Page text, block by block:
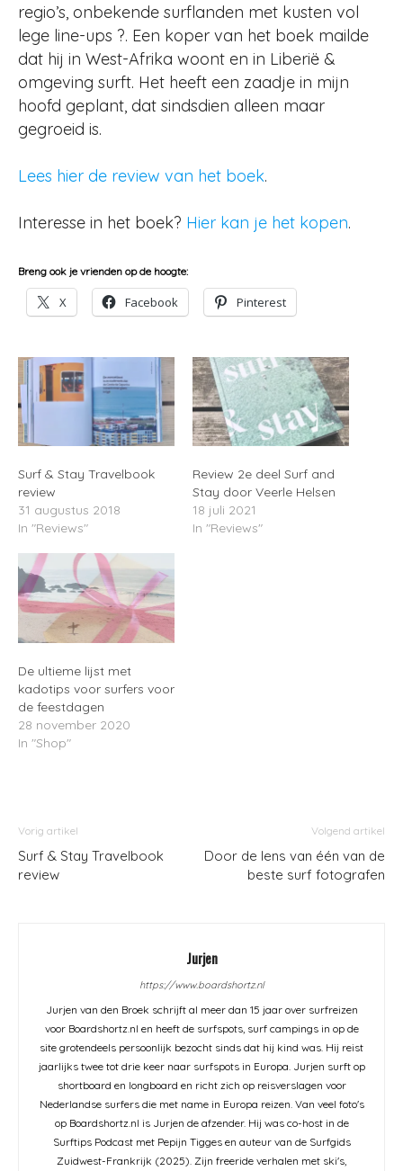
regio’s, onbekende surflanden met kusten vol
lege line-ups ?. Een koper van het boek mailde
dat hij in West-Afrika woont en in Liberië &
omgeving surft. Het heeft een zaadje in mijn
hoofd geplant, dat sindsdien alleen maar
gegroeid is.
Lees hier de review van het boek.
Interesse in het boek? Hier kan je het kopen.
Breng ook je vrienden op de hoogte:
X Facebook Pinterest
Surf & Stay Travelbook
review
31 augustus 2018
In "Reviews"
Review 2e deel Surf and
Stay door Veerle Helsen
18 juli 2021
In "Reviews"
De ultieme lijst met
kadotips voor surfers voor
de feestdagen
28 november 2020
In "Shop"
Vorig artikel
Surf & Stay Travelbook
review
Volgend artikel
Door de lens van één van de
beste surf fotografen
Jurjen
https://www.boardshortz.nl
Jurjen van den Broek schrijft al meer dan 15 jaar over surfreizen
voor Boardshortz.nl en heeft de surfspots, surf campings in op de
site grotendeels persoonlijk bezocht sinds dat hij kind was. Hij reist
jaarlijks twee tot drie keer naar surfspots in Europa. Jurjen surft op
shortboard en longboard en richt zich op reisverslagen voor
Nederlandse surfers die met name in Europa reizen. Van veel foto's
op Boardshortz.nl is Jurjen de afzender. Hij was co-host in de
Surftips Podcast met Pepijn Tigges en auteur van de Surfgids
Zuidwest-Frankrijk (2025). Zijn freeride verhalen met ski's,